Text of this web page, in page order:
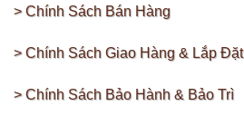
> Chính Sách Bán Hàng
> Chính Sách Giao Hàng & Lắp Đặt
> Chính Sách Bảo Hành & Bảo Trì